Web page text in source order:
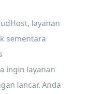
layanan
sementara
ingin layanan
lancar. Anda